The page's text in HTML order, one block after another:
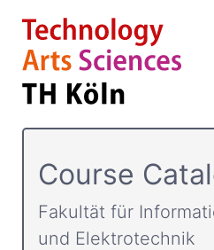
Course
Fakultät für
und Elektrotechnik